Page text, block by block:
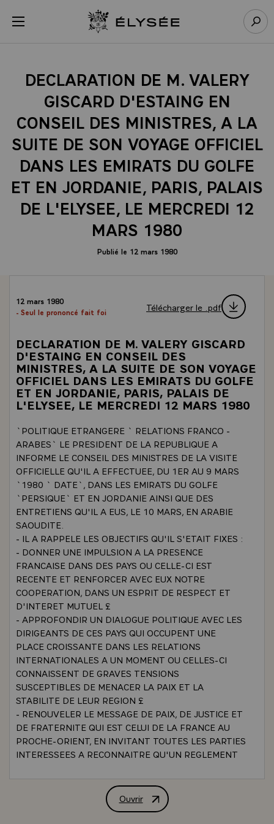
menu Retour à l’accueil Élysée
DECLARATION DE M. VALERY
GISCARD D'ESTAING EN
CONSEIL DES MINISTRES, A LA
SUITE DE SON VOYAGE OFFICIEL
DANS LES EMIRATS DU GOLFE
ET EN JORDANIE, PARIS, PALAIS
DE L'ELYSEE, LE MERCREDI 12
MARS 1980
Publié le 12 mars 1980
12 mars 1980
- Seul le prononcé fait foi
Télécharger le .pdf
DECLARATION DE M. VALERY GISCARD
D'ESTAING EN CONSEIL DES
MINISTRES, A LA SUITE DE SON VOYAGE
OFFICIEL DANS LES EMIRATS DU GOLFE
ET EN JORDANIE, PARIS, PALAIS DE
L'ELYSEE, LE MERCREDI 12 MARS 1980
`POLITIQUE ETRANGERE ` RELATIONS FRANCO -
ARABES` LE PRESIDENT DE LA REPUBLIQUE A
INFORME LE CONSEIL DES MINISTRES DE LA VISITE
OFFICIELLE QU'IL A EFFECTUEE, DU 1ER AU 9 MARS
`1980 ` DATE`, DANS LES EMIRATS DU GOLFE
`PERSIQUE` ET EN JORDANIE AINSI QUE DES
ENTRETIENS QU'IL A EUS, LE 10 MARS, EN ARABIE
SAOUDITE.
- IL A RAPPELE LES OBJECTIFS QU'IL S'ETAIT FIXES :
- DONNER UNE IMPULSION A LA PRESENCE
FRANCAISE DANS DES PAYS OU CELLE-CI EST
RECENTE ET RENFORCER AVEC EUX NOTRE
COOPERATION, DANS UN ESPRIT DE RESPECT ET
D'INTERET MUTUEL £
- APPROFONDIR UN DIALOGUE POLITIQUE AVEC LES
DIRIGEANTS DE CES PAYS QUI OCCUPENT UNE
PLACE CROISSANTE DANS LES RELATIONS
INTERNATIONALES A UN MOMENT OU CELLES-CI
CONNAISSENT DE GRAVES TENSIONS
SUSCEPTIBLES DE MENACER LA PAIX ET LA
STABILITE DE LEUR REGION £
- RENOUVELER LE MESSAGE DE PAIX, DE JUSTICE ET
DE FRATERNITE QUI EST CELUI DE LA FRANCE AU
PROCHE-ORIENT, EN INVITANT TOUTES LES PARTIES
INTERESSEES A RECONNAITRE QU'UN REGLEMENT
COMPLEMENTAIRES QUE SONT POUR CHAQUE ETAT
LE DROIT A LA SECURITE ET POUR CHAQUE PEUPLE
Ouvrir
DECLARATION DE M. VALERY
Panneau de gestion des cookies